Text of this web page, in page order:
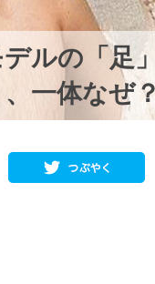
デルの「足
一体なぜ？